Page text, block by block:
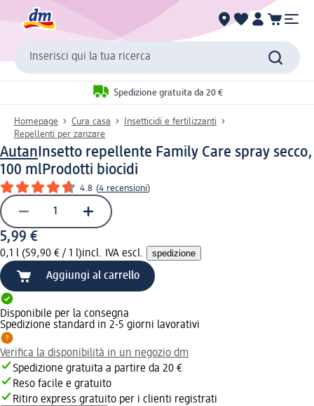
Inserisci qui la tua ricerca
Spedizione gratuita da 20 €
Homepage Cura casa
Insetticidi e fertilizzanti
Repellenti per zanzare
Autan Insetto repellente Family Care spray secco,
100 mlProdotti biocidi
4.8 (4 recensioni)
5,99 €
0,1 l (59,90 € / 1 l)incl. IVA escl. spedizione
Aggiungi al carrello
Disponibile per la consegna
Spedizione standard in 2-5 giorni lavorativi
Verifica la disponibilità in un negozio dm
Spedizione gratuita a partire da 20 €
Reso facile e gratuito
Ritiro express gratuito per i clienti registrati